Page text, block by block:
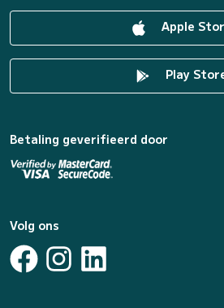
Apple
Play
Betaling geverifieerd door
Volg ons